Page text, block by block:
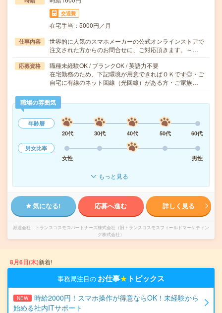
交通費
在宅手当：5000円／月
仕事内容
世界的に人気のスマホメーカーの公式オンラインストアで
注文された方からのお問合せに、ご対応頂きます。～…
応募資格
職種未経験OK / ブランクOK / 英語力不要
在宅勤務のため、下記環境が用意できればＯＫです◎・ご
自宅に有線のネット回線（光回線）がある方・ご家族…
職場の雰囲気
年齢層
20代
30代 40代 50代
60代
男女比率
女性
男性
もっと見る
気になる! 応募へ進む 詳しく見る
派遣会社
トランスコスモスパートナーズ株式会社（旧トランスコスモスフィールドマーケティン
グ株式会社）
8月6日(木)新着!
事務局注目の お仕事★ トピックス
NEW
時給2000円！スマホ操作が得意ならOK！未経験から
始める社内ITサポート